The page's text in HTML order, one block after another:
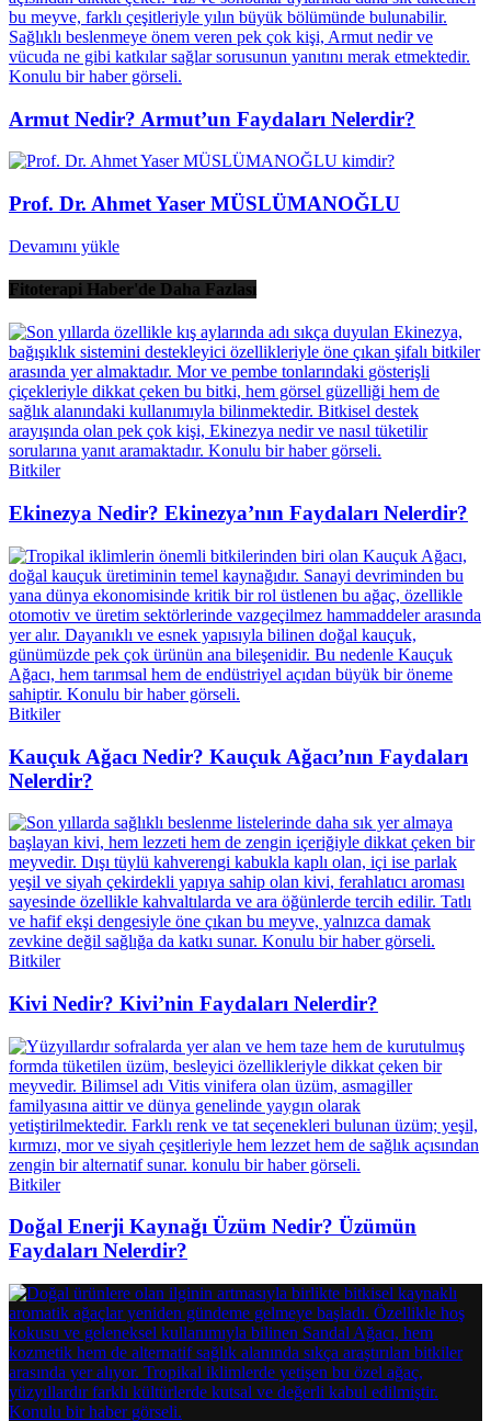
Armut Nedir? Armut’un Faydaları Nelerdir?
Prof. Dr. Ahmet Yaser MÜSLÜMANOĞLU
Devamını yükle
Fitoterapi Haber'de Daha Fazlası
Bitkiler
Ekinezya Nedir? Ekinezya’nın Faydaları Nelerdir?
Bitkiler
Kauçuk Ağacı Nedir? Kauçuk Ağacı’nın Faydaları
Nelerdir?
Bitkiler
Kivi Nedir? Kivi’nin Faydaları Nelerdir?
Bitkiler
Doğal Enerji Kaynağı Üzüm Nedir? Üzümün
Faydaları Nelerdir?